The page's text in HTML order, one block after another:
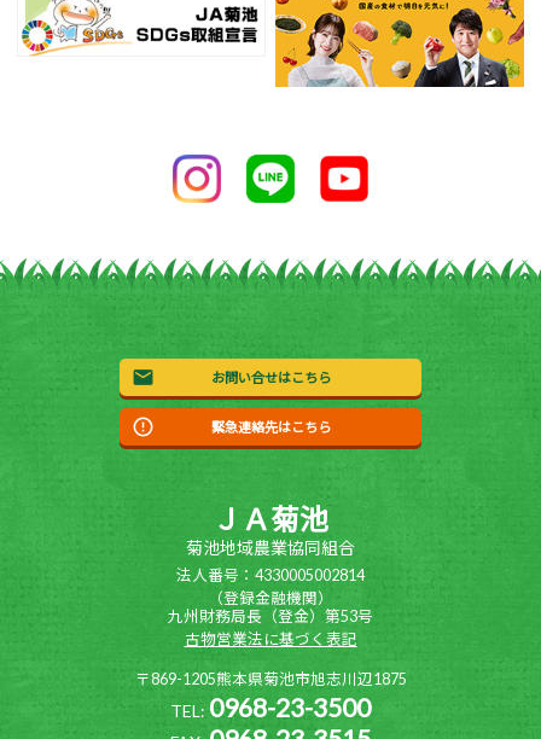
お問い合せはこちら
緊急連絡先はこちら
ＪＡ菊池
菊池地域農業協同組合
法人番号：4330005002814
（登録金融機関）
九州財務局長（登金）第53号
古物営業法に基づく表記
〒869-1205熊本県菊池市旭志川辺1875
TEL: 0968-23-3500